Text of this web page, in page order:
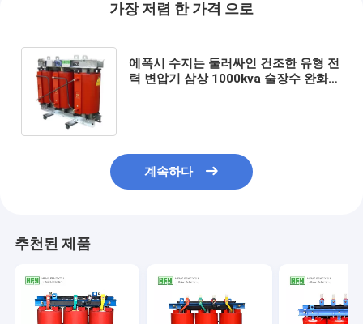
가장 저렴 한 가격 으로
에폭시 수지는 둘러싸인 건조한 유형 전
력 변압기 삼상 1000kva 술장수 완화를
계속하다
추천된 제품